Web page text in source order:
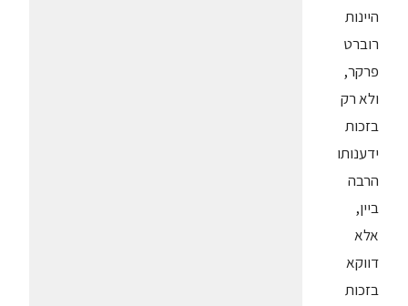
היינות
רוברט
פרקר,
ולא רק
בזכות
ידענותו
הרבה
ביין,
אלא
דווקא
בזכות